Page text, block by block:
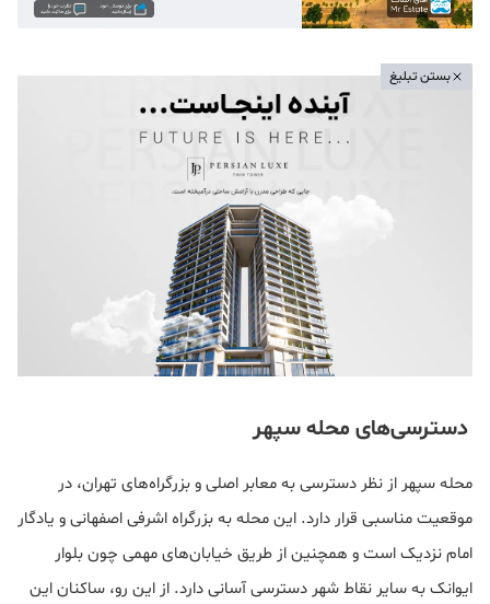
بستن تبلیغ
دسترسی‌های محله سپهر
محله سپهر از نظر دسترسی به معابر اصلی و بزرگراه‌های تهران، در
موقعیت مناسبی قرار دارد. این محله به بزرگراه اشرفی اصفهانی و یادگار
امام نزدیک است و همچنین از طریق خیابان‌های مهمی چون بلوار
ایوانک به سایر نقاط شهر دسترسی آسانی دارد. از این رو، ساکنان این